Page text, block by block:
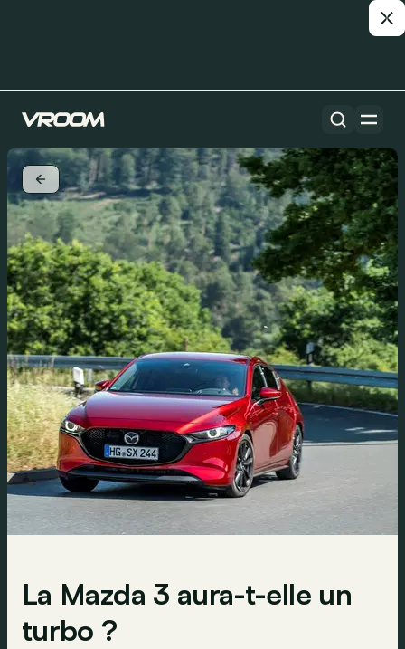
La Mazda 3 aura-t-elle un
turbo ?